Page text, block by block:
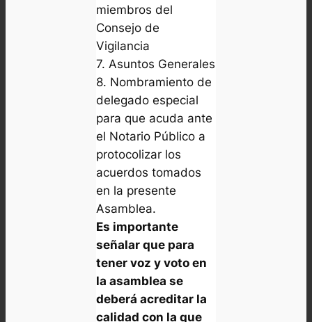
miembros del
Consejo de
Vigilancia
7. Asuntos Generales
8. Nombramiento de
delegado especial
para que acuda ante
el Notario Público a
protocolizar los
acuerdos tomados
en la presente
Asamblea.
Es importante
señalar que para
tener voz y voto en
la asamblea se
deberá acreditar la
calidad con la que